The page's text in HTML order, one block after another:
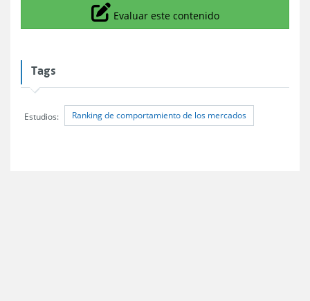
Icono
Evaluar este contenido
Tags
Estudios: Ranking de comportamiento de los mercados